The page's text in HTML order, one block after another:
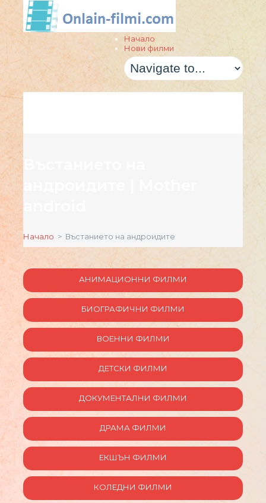
Начало
Нови филми
Начало > Въстанието на андроидите
АНИМАЦИОННИ ФИЛМИ
БИОГРАФИЧНИ ФИЛМИ
ВОЕННИ ФИЛМИ
ДЕТСКИ ФИЛМИ
ДОКУМЕНТАЛНИ ФИЛМИ
ДРАМА ФИЛМИ
ЕКШЪН ФИЛМИ
КОЛЕДНИ ФИЛМИ